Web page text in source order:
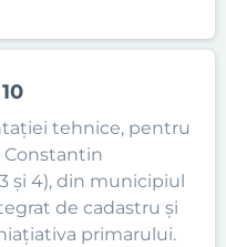
tehnice, pentru
Constantin
și 4), din municipiul
de cadastru și
primarului.